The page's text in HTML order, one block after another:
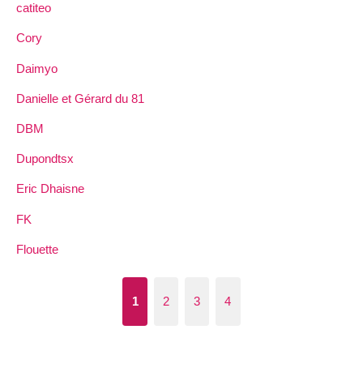
catiteo
Cory
Daimyo
Danielle et Gérard du 81
DBM
Dupondtsx
Eric Dhaisne
FK
Flouette
1 2 3 4